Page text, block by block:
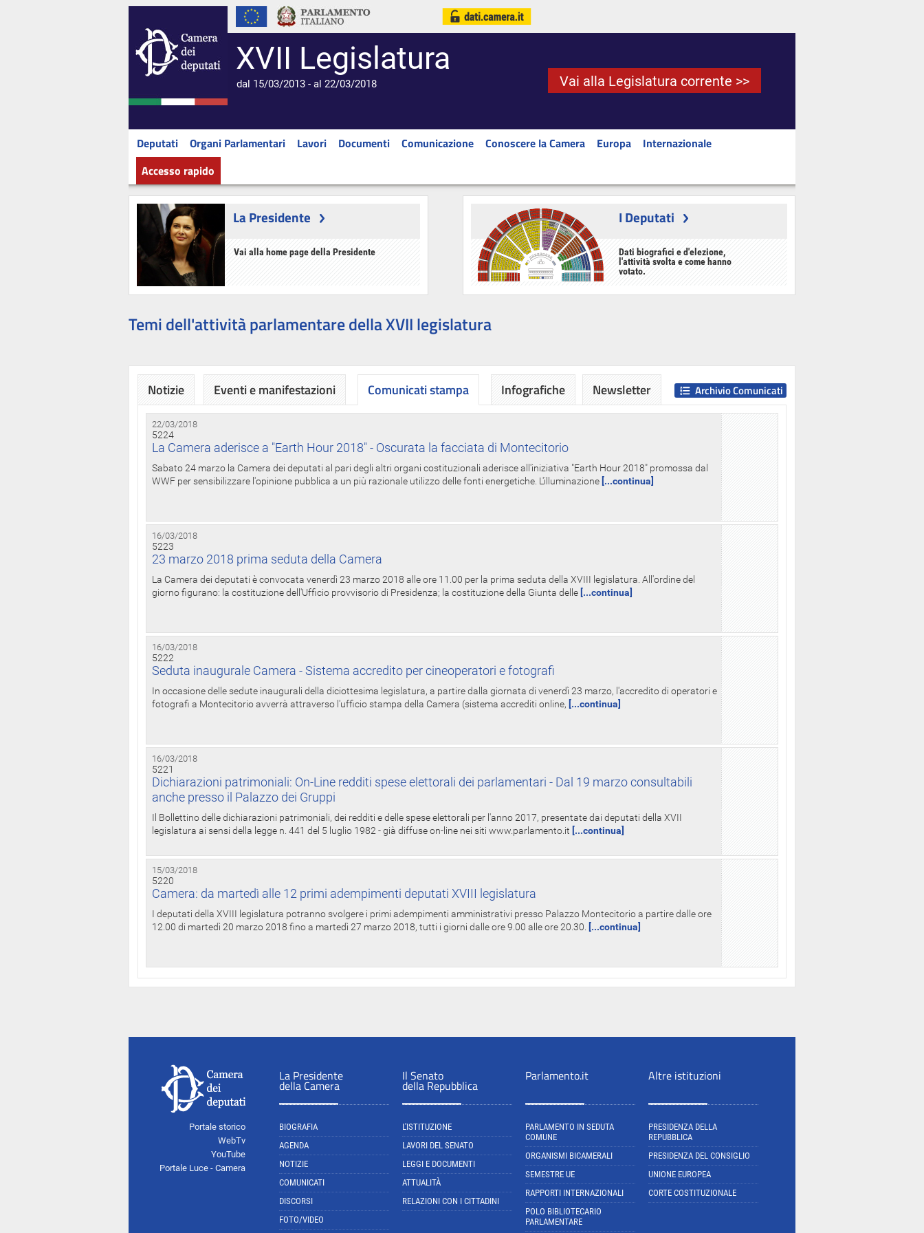
XVII Legislatura
dal 15/03/2013 - al 22/03/2018 Vai alla Legislatura corrente >>
Deputati Organi Parlamentari Lavori Documenti Comunicazione Conoscere la Camera Europa
Internazionale
Accesso rapido
La Presidente
Vai alla home page della Presidente
I Deputati
Dati biografici e d'elezione,
l'attività svolta e come hanno
votato.
Temi dell'attività parlamentare della XVII legislatura
Notizie Eventi e manifestazioni Comunicati stampa
22/03/2018
5224
La Camera aderisce a "Earth Hour 2018" - Oscurata la facciata di Montecitorio
Sabato 24 marzo la Camera dei deputati al pari degli altri organi costituzionali aderisce all'iniziativa "Earth Hour 2018" promossa dal
WWF per sensibilizzare l'opinione pubblica a un più razionale utilizzo delle fonti energetiche. L'illuminazione [...continua]
16/03/2018
5223
23 marzo 2018 prima seduta della Camera
La Camera dei deputati è convocata venerdì 23 marzo 2018 alle ore 11.00 per la prima seduta della XVIII legislatura. All'ordine del
giorno figurano: la costituzione dell'Ufficio provvisorio di Presidenza; la costituzione della Giunta delle [...continua]
16/03/2018
5222
Seduta inaugurale Camera - Sistema accredito per cineoperatori e fotografi
In occasione delle sedute inaugurali della diciottesima legislatura, a partire dalla giornata di venerdì 23 marzo, l'accredito di operatori e
fotografi a Montecitorio avverrà attraverso l'ufficio stampa della Camera (sistema accrediti online, [...continua]
16/03/2018
5221
Dichiarazioni patrimoniali: On-Line redditi spese elettorali dei parlamentari - Dal 19 marzo consultabili
anche presso il Palazzo dei Gruppi
Il Bollettino delle dichiarazioni patrimoniali, dei redditi e delle spese elettorali per l'anno 2017, presentate dai deputati della XVII
legislatura ai sensi della legge n. 441 del 5 luglio 1982 - già diffuse on-line nei siti www.parlamento.it [...continua]
15/03/2018
5220
Camera: da martedì alle 12 primi adempimenti deputati XVIII legislatura
I deputati della XVIII legislatura potranno svolgere i primi adempimenti amministrativi presso Palazzo Montecitorio a partire dalle ore
12.00 di martedì 20 marzo 2018 fino a martedì 27 marzo 2018, tutti i giorni dalle ore 9.00 alle ore 20.30.
[...continua]
Archivio Comunicati
Infografiche Newsletter
Portale storico
WebTv
YouTube
Portale Luce - Camera
La Presidente
della Camera
BIOGRAFIA
AGENDA
NOTIZIE
COMUNICATI
DISCORSI
FOTO/VIDEO
Il Senato
della Repubblica
L'ISTITUZIONE
LAVORI DEL SENATO
LEGGI E DOCUMENTI
ATTUALITÀ
RELAZIONI CON I CITTADINI
Parlamento.it
PARLAMENTO IN SEDUTA
COMUNE
ORGANISMI BICAMERALI
SEMESTRE UE
RAPPORTI INTERNAZIONALI
POLO BIBLIOTECARIO
PARLAMENTARE
Altre istituzioni
PRESIDENZA DELLA
REPUBBLICA
PRESIDENZA DEL CONSIGLIO
UNIONE EUROPEA
CORTE COSTITUZIONALE